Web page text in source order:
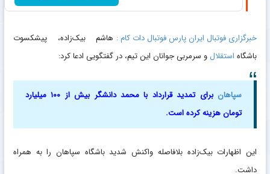
خبرگزاری فوتبال ایران پارس فوتبال دات کام : هاشم بیک‌زاده، پیشکسوت
باشگاه استقلال و سرمربی جوانان این تیم، در گفتگویی ادعا کرد:
سپاهان
برای تمدید قرارداد با محمد دانشگر بیش از ۱۰۰ میلیارد
تومان هزینه کرده است.
این اظهارات بیک‌زاده بلافاصله واکنش شدید باشگاه سپاهان را به همراه
داشت.